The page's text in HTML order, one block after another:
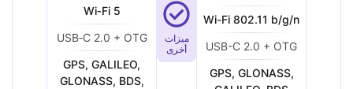
Wi-Fi 802.11 b/g/n
USB-C 2.0 + OTG
GPS, GLONASS,
ميزات
أخرى
Wi‑Fi 5
USB‑C 2.0 + OTG
GPS, GALILEO,
GLONASS, BDS,